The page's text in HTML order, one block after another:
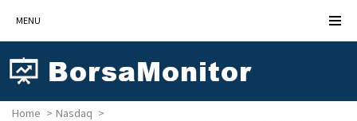
MENU
Home
Nasdaq